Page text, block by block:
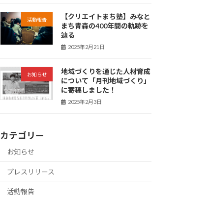
活動報告
【クリエイトまち塾】みなと
まち青森の400年間の軌跡を
辿る
2025年2月21日
お知らせ
地域づくりを通じた人材育成
について「月刊地域づくり」
に寄稿しました！
2025年2月3日
カテゴリー
お知らせ
プレスリリース
活動報告